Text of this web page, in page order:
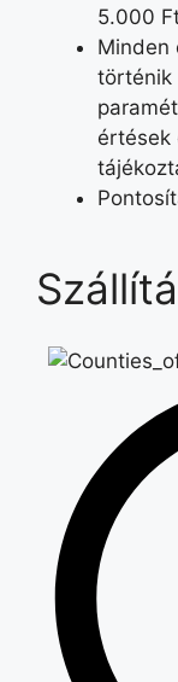
5.000
Minden
történik
értések